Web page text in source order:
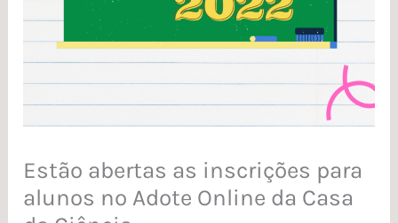
Estão abertas as inscrições para
alunos no Adote Online da Casa